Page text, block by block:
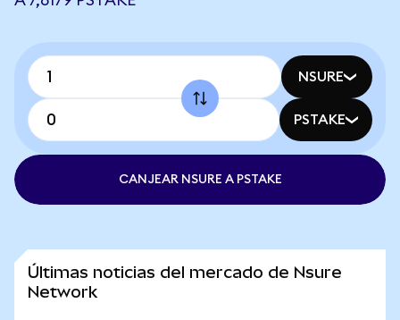
NSURE
PSTAKE
CANJEAR NSURE A PSTAKE
Últimas noticias del mercado de Nsure
Network